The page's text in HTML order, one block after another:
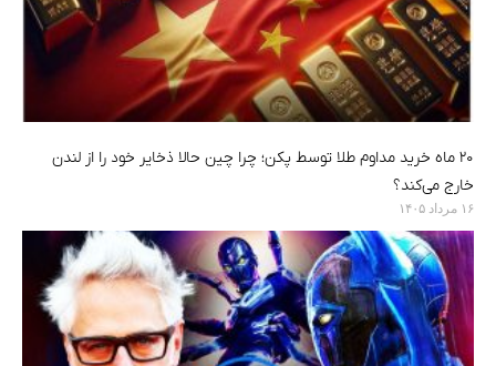
۲۰ ماه خرید مداوم طلا توسط پکن؛ چرا چین حالا ذخایر خود را از لندن
خارج می‌کند؟
۱۶ مرداد ۱۴۰۵